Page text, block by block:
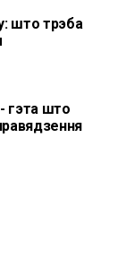
што трэба
гэта што